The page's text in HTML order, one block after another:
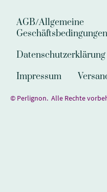
AGB/Allgemeine
Geschäftsbedingungen
Datenschutzerklärung
Impressum
© Perlignon. Alle Rechte